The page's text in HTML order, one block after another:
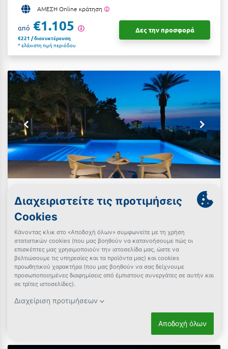
ΑΜΕΣΗ Online κράτηση
από €1.105
€221 / διανυκτέρευση
* ελάχιστη τιμή περιόδου
Δες την προσφορά
Casa Palmera Ιξιά, Ρόδος
4 Ημέρες (3 Διανυκτερεύσεις)
έως 4 άτομα + επιλογές
έως 01/12/2026
Με Ιδιωτική Πισίνα!
ΕΠΙΠΛΕΟΝ Κέρδος έως 10% σε yellows!
ΑΜΕΣΗ Online κράτηση
από€1.461